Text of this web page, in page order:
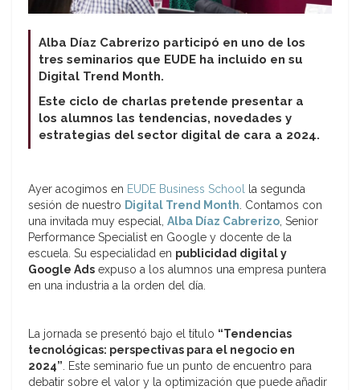
Alba Díaz Cabrerizo participó en uno de los
tres seminarios que EUDE ha incluido en su
Digital Trend Month.
Este ciclo de charlas pretende presentar a
los alumnos las tendencias, novedades y
estrategias del sector digital de cara a 2024.
Ayer acogimos en EUDE Business School la segunda
sesión de nuestro Digital Trend Month. Contamos con
una invitada muy especial, Alba Díaz Cabrerizo, Senior
Performance Specialist en Google y docente de la
escuela. Su especialidad en publicidad digital y
Google Ads expuso a los alumnos una empresa puntera
en una industria a la orden del día.
La jornada se presentó bajo el título “Tendencias
tecnológicas: perspectivas para el negocio en
2024”. Este seminario fue un punto de encuentro para
debatir sobre el valor y la optimización que puede añadir